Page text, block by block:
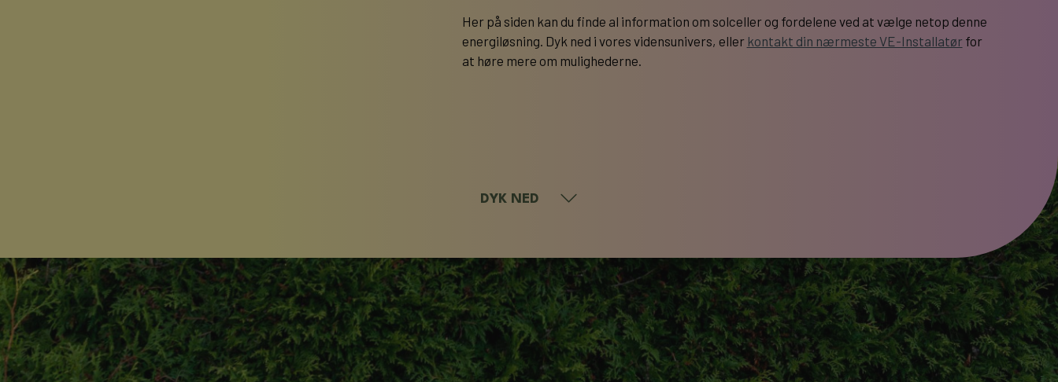
Her på siden kan du finde al information om solceller og fordelene ved at vælge netop denne
energiløsning. Dyk ned i vores vidensunivers, eller kontakt din nærmeste VE-Installatør for
at høre mere om mulighederne.
DYK NED